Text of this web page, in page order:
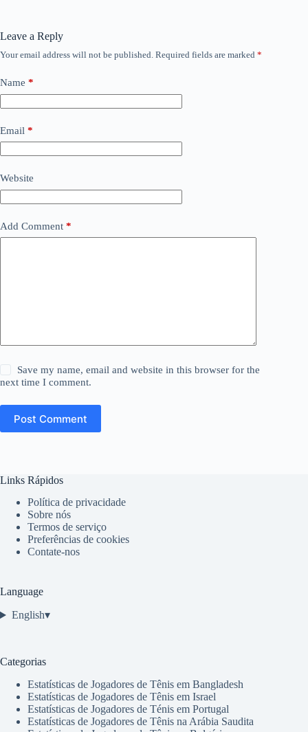
Leave a Reply
Your email address will not be published. Required fields are marked *
Name *
Email *
Website
Add Comment *
Save my name, email and website in this browser for the
next time I comment.
Post Comment
Links Rápidos
Política de privacidade
Sobre nós
Termos de serviço
Preferências de cookies
Contate-nos
Language
English▾
Categorias
Estatísticas de Jogadores de Tênis em Bangladesh
Estatísticas de Jogadores de Tênis em Israel
Estatísticas de Jogadores de Ténis em Portugal
Estatísticas de Jogadores de Tênis na Arábia Saudita